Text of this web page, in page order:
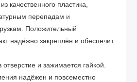
качественного пластика,
перепадам и
Положительный
надёжно закреплён и обеспечит
и зажимается гайкой.
надёжен и повсеместно